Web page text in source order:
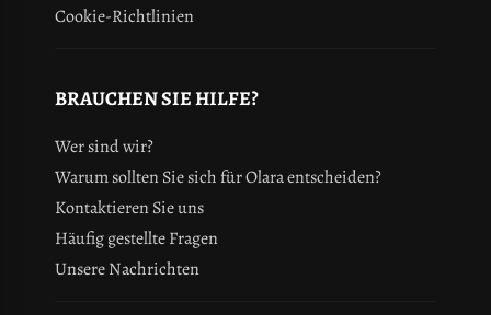
Cookie-Richtlinien
BRAUCHEN SIE HILFE?
Wer sind wir?
Warum sollten Sie sich für Olara entscheiden?
Kontaktieren Sie uns
Häufig gestellte Fragen
Unsere Nachrichten